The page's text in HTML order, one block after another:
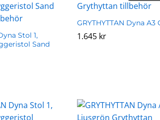
Stol 1,
Sand
GRYTHYTTAN Dyna A3
1.645 kr
1.645 kr